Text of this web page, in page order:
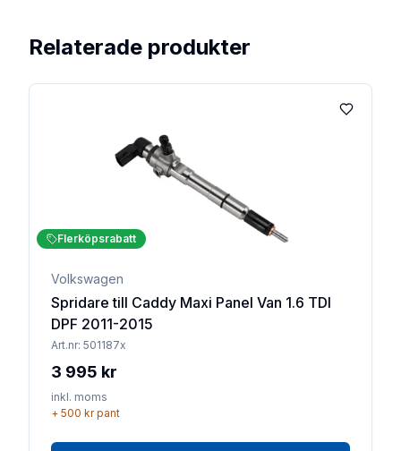
Relaterade produkter
Lägg till
Flerköpsrabatt
Volkswagen
Spridare till Caddy Maxi Panel Van 1.6 TDI
DPF 2011-2015
Art.nr: 501187x
3 995 kr
inkl. moms
+ 500 krpant